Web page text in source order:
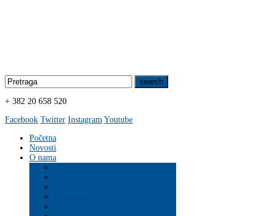
+ 382 20 658 520
Facebook Twitter Instagram Youtube
Početna
Novosti
O nama